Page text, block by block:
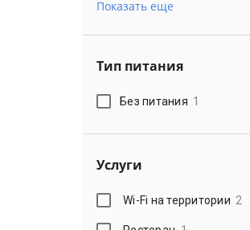
Показать еще
Тип питания
Без питания 1
Услуги
Wi-Fi на территории 2